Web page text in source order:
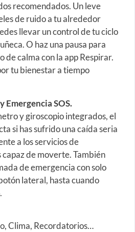
recomendados. Un leve
de ruido a tu alrededor
llevar un control de tu ciclo
O haz una pausa para
calma con la app Respirar.
tu bienestar a tiempo
Emergencia SOS.
y giroscopio integrados, el
si has sufrido una caída seria
a los servicios de
de moverte. También
de emergencia con solo
lateral, hasta cuando
Clima, Recordatorios…